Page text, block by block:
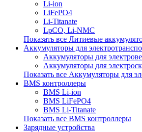
Li-ion
LiFePO4
Li-Titanate
LpCO, Li-NMC
Показать все Литиевые
Аккумуляторы для
Аккумуляторы для
Аккумуляторы для
Показать все Аккумуляторы для
BMS контроллеры
BMS Li-ion
BMS LiFePO4
BMS Li-Titanate
Показать все BMS контроллеры
Зарядные устройства